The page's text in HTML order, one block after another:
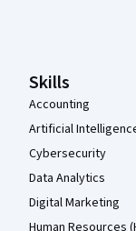
Skills
Accounting
Artificial
Cybersecurity
Data Analytics
Digital Marketing